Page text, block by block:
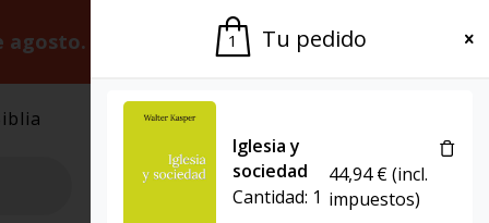
agosto. Gracias por la paciencia.
1 Tu pedido
Iglesia y
sociedad
Cantidad: 1
44,94€(incl.
impuestos)